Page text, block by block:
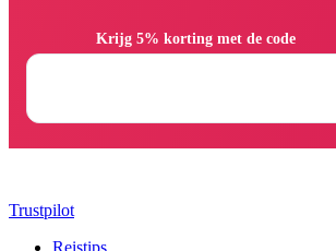
Trustpilot
Reistips